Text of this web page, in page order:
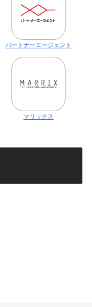
パートナーエージェント
マリックス